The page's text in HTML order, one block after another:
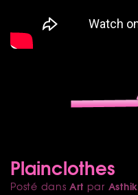
Plainclothes
Posté dansArt par Asthik